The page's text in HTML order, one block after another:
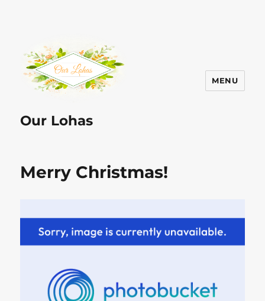
Our Lohas
MENU
Merry Christmas!